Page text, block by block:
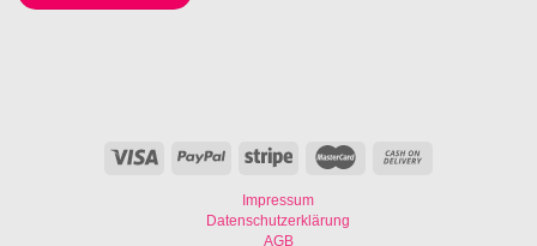
Impressum
Datenschutzerklärung
AGB